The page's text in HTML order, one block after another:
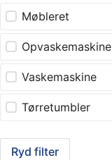
Møbleret
Opvaskemaskine
Vaskemaskine
Tørretumbler
Ryd filter